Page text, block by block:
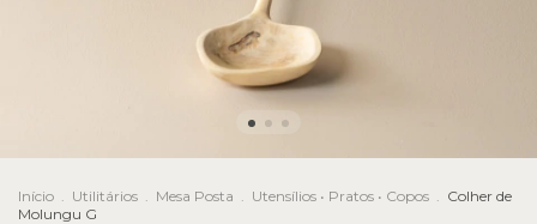
Início . Utilitários . Mesa Posta . Utensílios • Pratos • Copos . Colher de
Molungu G